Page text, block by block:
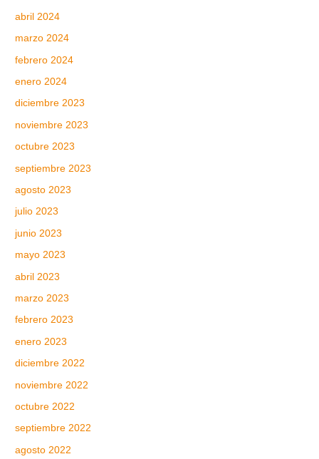
abril 2024
marzo 2024
febrero 2024
enero 2024
diciembre 2023
noviembre 2023
octubre 2023
septiembre 2023
agosto 2023
julio 2023
junio 2023
mayo 2023
abril 2023
marzo 2023
febrero 2023
enero 2023
diciembre 2022
noviembre 2022
octubre 2022
septiembre 2022
agosto 2022